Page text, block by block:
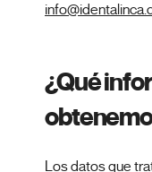
¿Qué
Los datos que